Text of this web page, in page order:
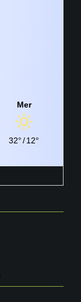
Mer
32°/12°